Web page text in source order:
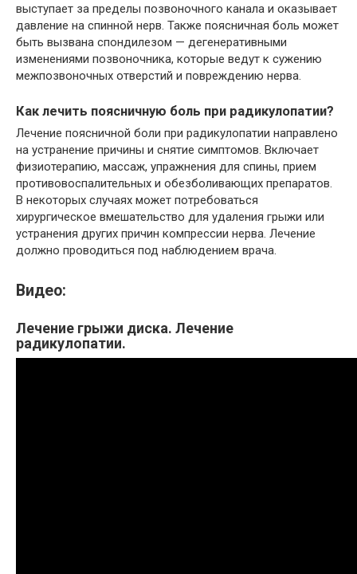
выступает за пределы позвоночного канала и оказывает
давление на спинной нерв. Также поясничная боль может
быть вызвана спондилезом — дегенеративными
изменениями позвоночника, которые ведут к сужению
межпозвоночных отверстий и повреждению нерва.
Как лечить поясничную боль при радикулопатии?
Лечение поясничной боли при радикулопатии направлено
на устранение причины и снятие симптомов. Включает
физиотерапию, массаж, упражнения для спины, прием
противовоспалительных и обезболивающих препаратов.
В некоторых случаях может потребоваться
хирургическое вмешательство для удаления грыжи или
устранения других причин компрессии нерва. Лечение
должно проводиться под наблюдением врача.
Видео:
Лечение грыжи диска. Лечение
радикулопатии.